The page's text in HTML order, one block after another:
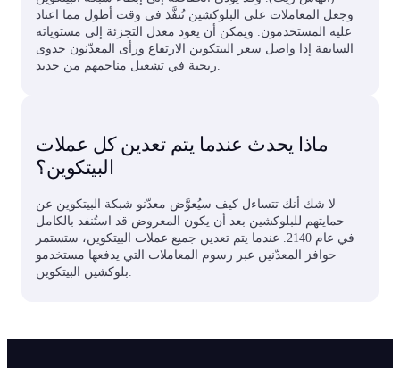
وجعل المعاملات على البلوكشين تُنفَّذ في وقت أطول مما اعتاد
عليه المستخدمون. ويمكن أن يعود معدل التجزئة إلى مستوياته
السابقة إذا واصل سعر البيتكوين الارتفاع ورأى المعدّنون جدوى
ماذا يحدث عندما يتم تعدين كل عملات
البيتكوين؟
لا شك أنك تتساءل كيف سيُعوَّض معدّنو شبكة البيتكوين عن
حمايتهم للبلوكشين بعد أن يكون المعروض قد استُنفد بالكامل
في عام 2140. عندما يتم تعدين جميع عملات البيتكوين، ستستمر
حوافز المعدّنين عبر رسوم المعاملات التي يدفعها مستخدمو
بلوكشين البيتكوين.